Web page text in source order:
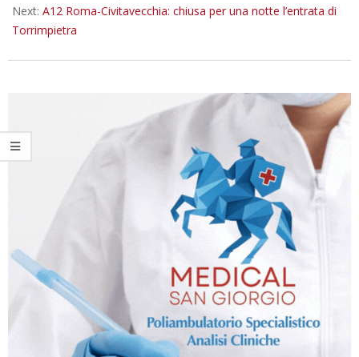
Next: A12 Roma-Civitavecchia: chiusa per una notte l’entrata di
Torrimpietra